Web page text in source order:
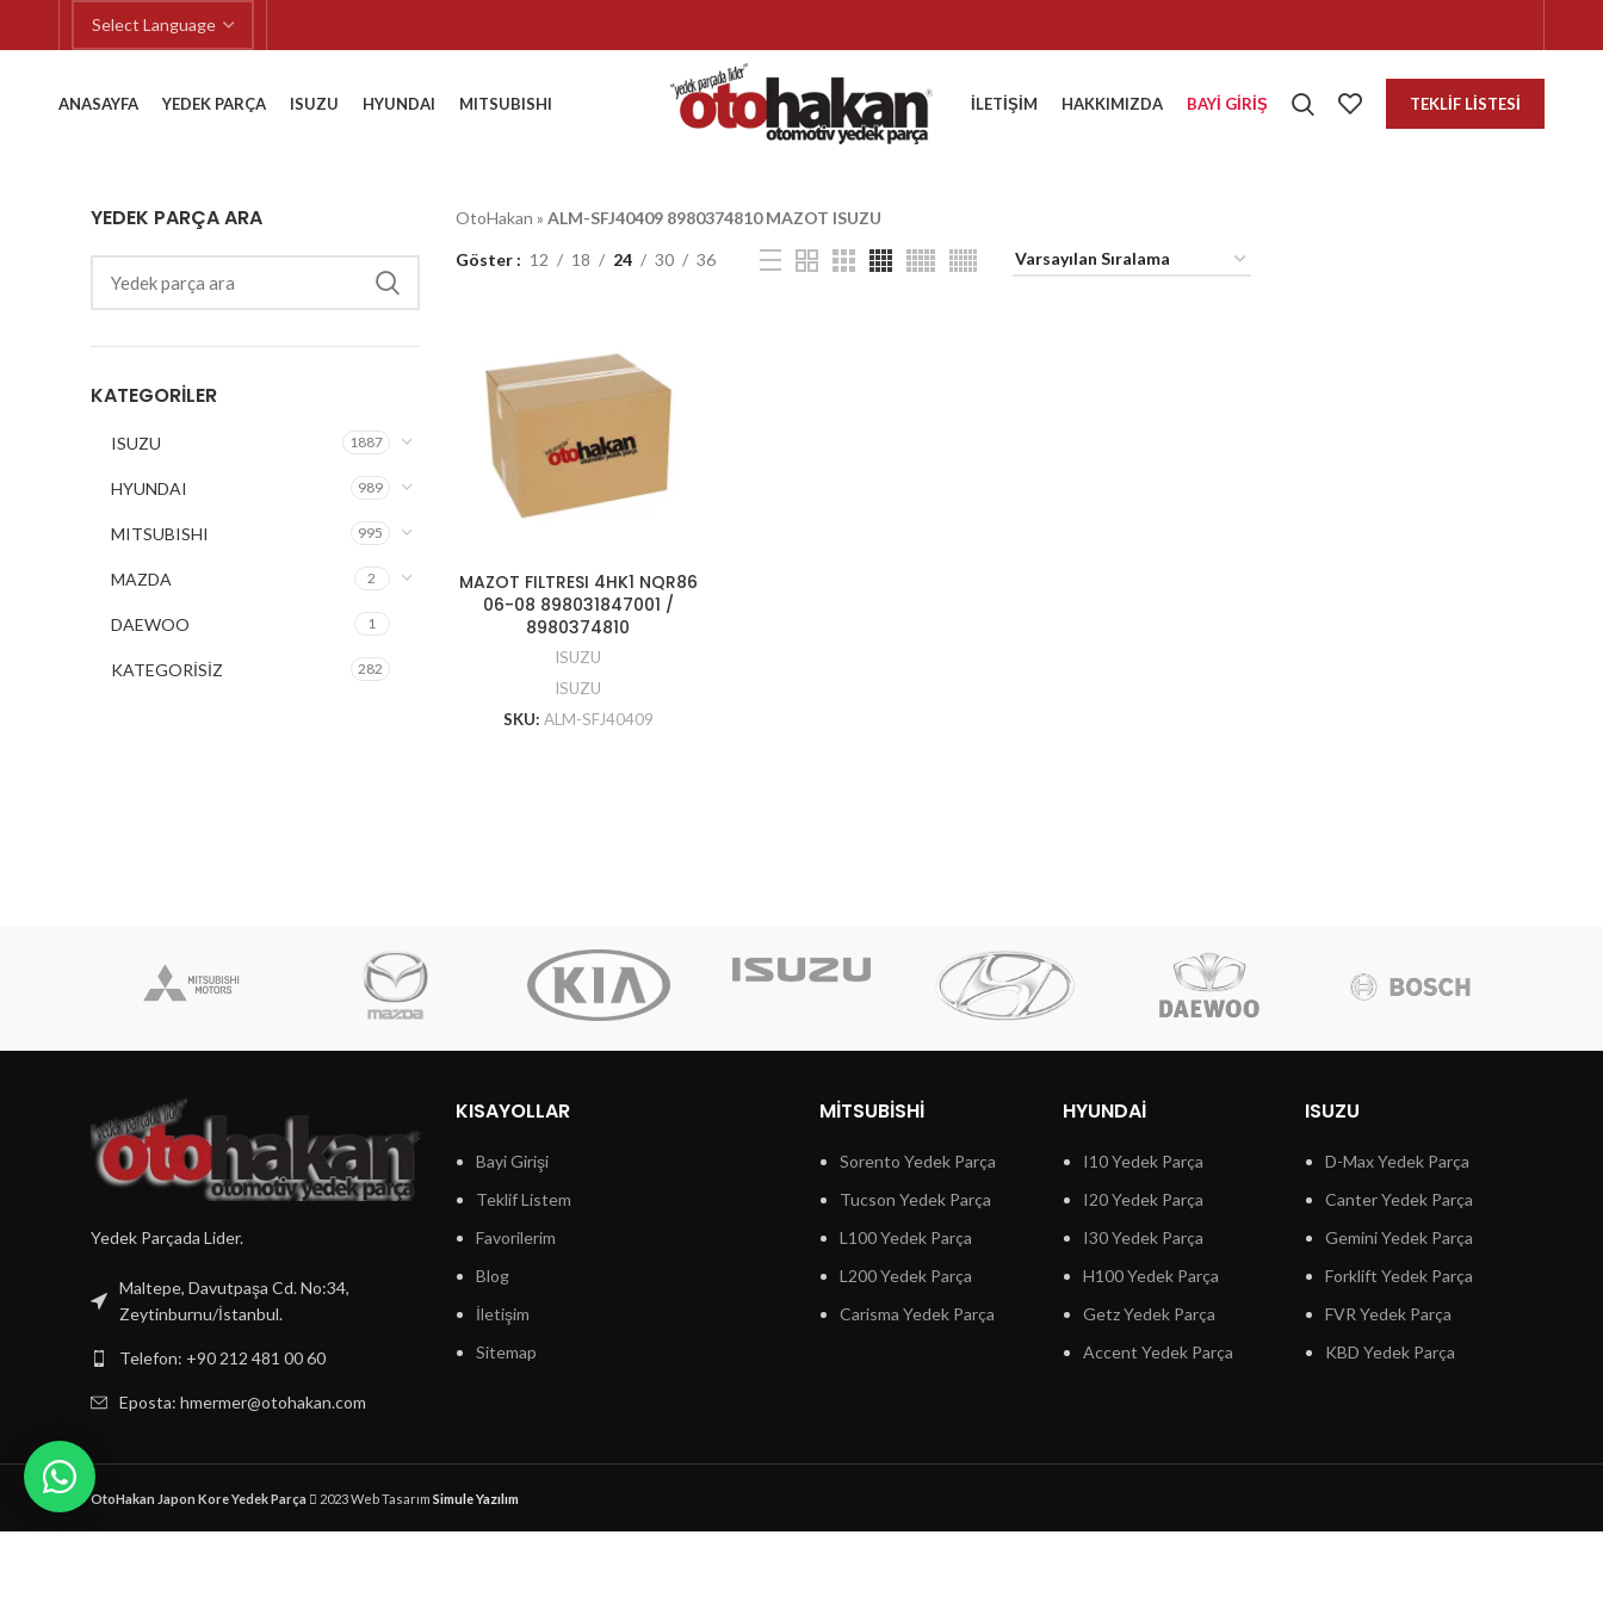
ANASAYFA YEDEK PARÇA ISUZU HYUNDAI MITSUBISHI İLETIŞIM HAKKIMIZDA BAYI GIRIŞ TEKLIF LISTESI
YEDEK PARÇA ARA
KATEGORILER
ISUZU 1887
HYUNDAI 989
MITSUBISHI 995
MAZDA 2
DAEWOO 1
KATEGORİSİZ 282
OtoHakan » ALM-SFJ40409 8980374810 MAZOT ISUZU
Göster 12 18 24 30 36
MAZOT FILTRESI 4HK1 NQR86
06-08 898031847001 /
8980374810
ISUZU
ISUZU
SKU: ALM-SFJ40409
Yedek Parçada Lider.
Maltepe, Davutpaşa Cd. No:34,
Zeytinburnu/İstanbul.
Telefon: +90 212 481 00 60
Eposta: hmermer@otohakan.com
KISAYOLLAR
Bayi Girişi
Teklif Listem
Favorilerim
Blog
İletişim
Sitemap
MITSUBISHI
Sorento Yedek Parça
Tucson Yedek Parça
L100 Yedek Parça
L200 Yedek Parça
Carisma Yedek Parça
HYUNDAI
I10 Yedek Parça
I20 Yedek Parça
I30 Yedek Parça
H100 Yedek Parça
Getz Yedek Parça
Accent Yedek Parça
ISUZU
D-Max Yedek Parça
Canter Yedek Parça
Gemini Yedek Parça
Forklift Yedek Parça
FVR Yedek Parça
KBD Yedek Parça
OtoHakan Japon Kore Yedek Parça 2023 Web Tasarım Simule Yazılım